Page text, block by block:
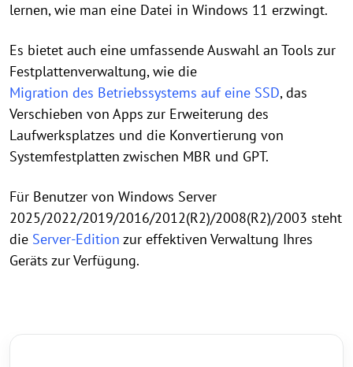
lernen, wie man eine Datei in Windows 11 erzwingt.
Es bietet auch eine umfassende Auswahl an Tools zur
Festplattenverwaltung, wie die
Migration des Betriebssystems auf eine SSD, das
Verschieben von Apps zur Erweiterung des
Laufwerksplatzes und die Konvertierung von
Systemfestplatten zwischen MBR und GPT.
Für Benutzer von Windows Server
2025/2022/2019/2016/2012(R2)/2008(R2)/2003 steht
die Server-Edition zur effektiven Verwaltung Ihres
Geräts zur Verfügung.